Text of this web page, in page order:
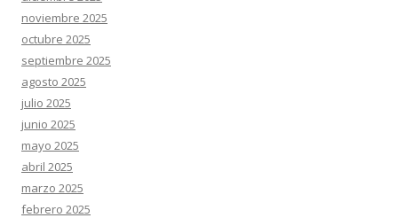
noviembre 2025
octubre 2025
septiembre 2025
agosto 2025
julio 2025
junio 2025
mayo 2025
abril 2025
marzo 2025
febrero 2025